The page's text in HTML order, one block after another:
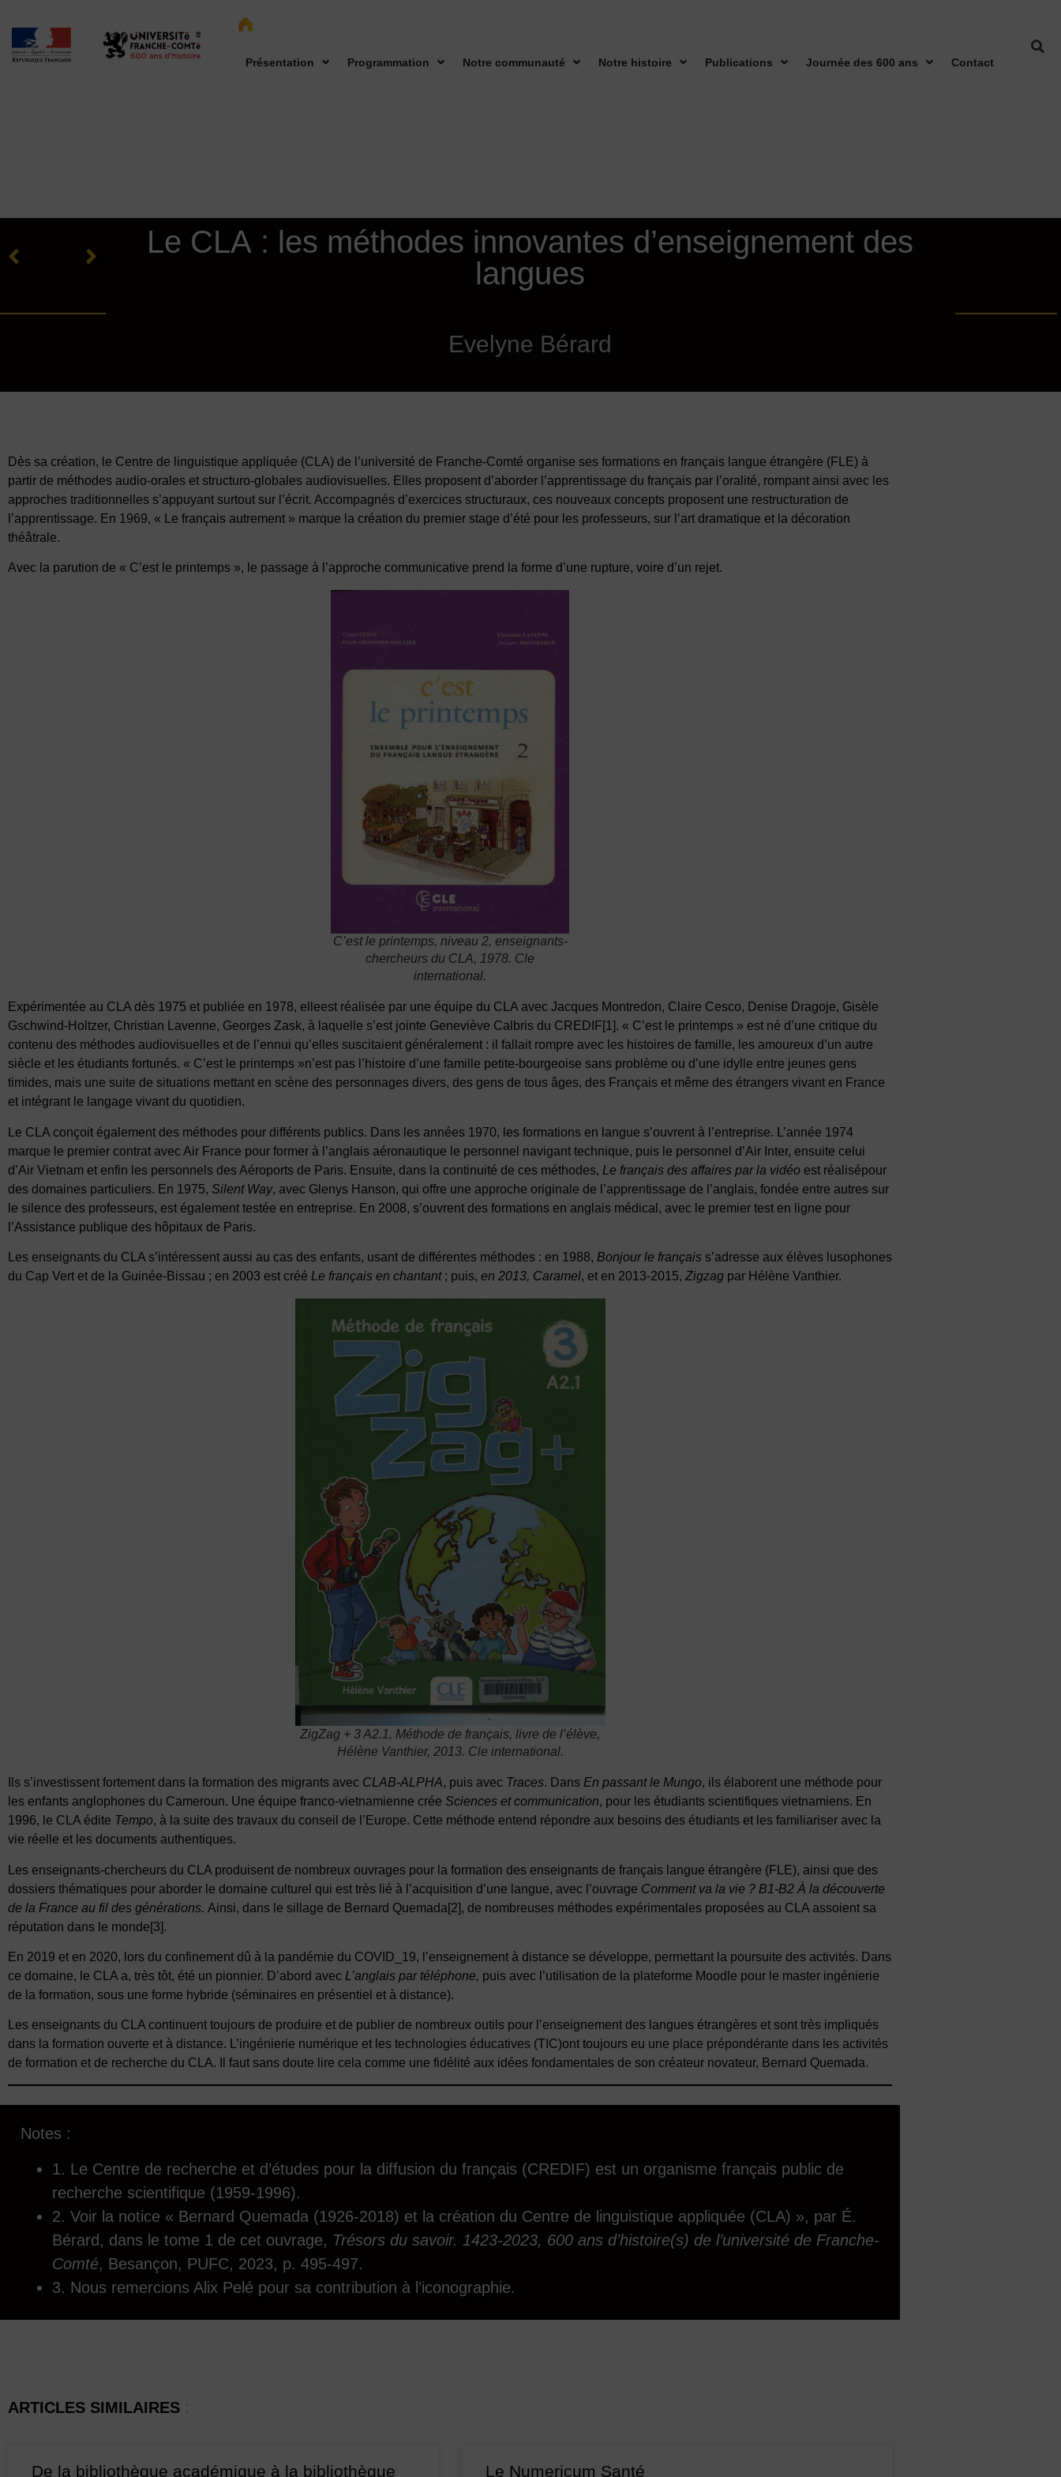
Présentation Programmation Notre communauté Notre histoire Publications Journée des 600 ans Contact
Le CLA : les méthodes innovantes d’enseignement des
langues
Evelyne Bérard
Dès sa création, le Centre de linguistique appliquée (CLA) de l’université de Franche-Comté organise ses formations en français langue étrangère (FLE) à
partir de méthodes audio-orales et structuro-globales audiovisuelles. Elles proposent d’aborder l’apprentissage du français par l’oralité, rompant ainsi avec les
approches traditionnelles s’appuyant surtout sur l’écrit. Accompagnés d’exercices structuraux, ces nouveaux concepts proposent une restructuration de
l’apprentissage. En 1969, « Le français autrement » marque la création du premier stage d’été pour les professeurs, sur l’art dramatique et la décoration
théâtrale.
Avec la parution de « C’est le printemps », le passage à l’approche communicative prend la forme d’une rupture, voire d’un rejet.
C’est le printemps, niveau 2, enseignants-
chercheurs du CLA, 1978. Cle
international.
Expérimentée au CLA dès 1975 et publiée en 1978, elleest réalisée par une équipe du CLA avec Jacques Montredon, Claire Cesco, Denise Dragoje, Gisèle
Gschwind-Holtzer, Christian Lavenne, Georges Zask, à laquelle s’est jointe Geneviève Calbris du CREDIF [1] . « C’est le printemps » est né d’une critique du
contenu des méthodes audiovisuelles et de l’ennui qu’elles suscitaient généralement : il fallait rompre avec les histoires de famille, les amoureux d’un autre
siècle et les étudiants fortunés. « C’est le printemps »n’est pas l’histoire d’une famille petite-bourgeoise sans problème ou d’une idylle entre jeunes gens
timides, mais une suite de situations mettant en scène des personnages divers, des gens de tous âges, des Français et même des étrangers vivant en France
et intégrant le langage vivant du quotidien.
Le CLA conçoit également des méthodes pour différents publics. Dans les années 1970, les formations en langue s’ouvrent à l’entreprise. L’année 1974
marque le premier contrat avec Air France pour former à l’anglais aéronautique le personnel navigant technique, puis le personnel d’Air Inter, ensuite celui
d’Air Vietnam et enfin les personnels des Aéroports de Paris. Ensuite, dans la continuité de ces méthodes, Le français des affaires par la vidéo est réalisépour
des domaines particuliers. En 1975, Silent Way, avec Glenys Hanson, qui offre une approche originale de l’apprentissage de l’anglais, fondée entre autres sur
le silence des professeurs, est également testée en entreprise. En 2008, s’ouvrent des formations en anglais médical, avec le premier test en ligne pour
l’Assistance publique des hôpitaux de Paris.
Les enseignants du CLA s’intéressent aussi au cas des enfants, usant de différentes méthodes : en 1988, Bonjour le français s’adresse aux élèves lusophones
du Cap Vert et de la Guinée-Bissau ; en 2003 est créé Le français en chantant; puis, en 2013, Caramel, et en 2013-2015, Zigzag par Hélène Vanthier.
ZigZag + 3 A2.1, Méthode de français, livre de l’élève,
Hélène Vanthier, 2013. Cle international.
Ils s’investissent fortement dans la formation des migrants avec CLAB-ALPHA, puis avec Traces. Dans En passant le Mungo, ils élaborent une méthode pour
les enfants anglophones du Cameroun. Une équipe franco-vietnamienne crée Sciences et communication, pour les étudiants scientifiques vietnamiens. En
1996, le CLA édite Tempo, à la suite des travaux du conseil de l’Europe. Cette méthode entend répondre aux besoins des étudiants et les familiariser avec la
vie réelle et les documents authentiques.
Les enseignants-chercheurs du CLA produisent de nombreux ouvrages pour la formation des enseignants de français langue étrangère (FLE), ainsi que des
dossiers thématiques pour aborder le domaine culturel qui est très lié à l’acquisition d’une langue, avec l’ouvrage Comment va la vie ? B1-B2 À la découverte
de la France au fil des générations. Ainsi, dans le sillage de Bernard Quemada[2], de nombreuses méthodes expérimentales proposées au CLA assoient sa
réputation dans le monde[3].
En 2019 et en 2020, lors du confinement dû à la pandémie du COVID_19, l’enseignement à distance se développe, permettant la poursuite des activités. Dans
ce domaine, le CLA a, très tôt, été un pionnier. D’abord avec L’anglais par téléphone, puis avec l’utilisation de la plateforme Moodle pour le master ingénierie
de la formation, sous une forme hybride (séminaires en présentiel et à distance).
Les enseignants du CLA continuent toujours de produire et de publier de nombreux outils pour l’enseignement des langues étrangères et sont très impliqués
dans la formation ouverte et à distance. L’ingénierie numérique et les technologies éducatives (TIC)ont toujours eu une place prépondérante dans les activités
de formation et de recherche du CLA. Il faut sans doute lire cela comme une fidélité aux idées fondamentales de son créateur novateur, Bernard Quemada.
Notes :
1. Le Centre de recherche et d’études pour la diffusion du français (CREDIF) est un organisme français public de
recherche scientifique (1959-1996).
2. Voir la notice « Bernard Quemada (1926-2018) et la création du Centre de linguistique appliquée (CLA) », par É.
Bérard, dans le tome 1 de cet ouvrage, Trésors du savoir. 1423-2023, 600 ans d’histoire(s) de l’université de Franche-
Comté, Besançon, PUFC, 2023, p. 495-497.
3. Nous remercions Alix Pelé pour sa contribution à l’iconographie.
ARTICLES SIMILAIRES :
De la bibliothèque académique à la bibliothèque Le Numericum Santé